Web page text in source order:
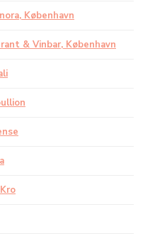
København
& Vinbar, København